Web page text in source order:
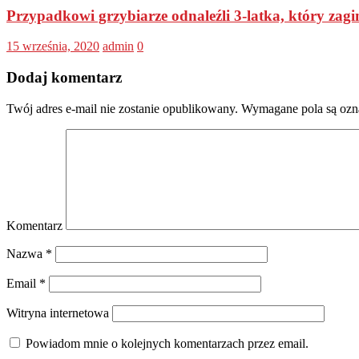
Przypadkowi grzybiarze odnaleźli 3-latka, który
15 września, 2020 admin 0
Dodaj komentarz
Twój adres e-mail nie zostanie opublikowany. Wymagane pola są
Komentarz
Nazwa *
Email *
Witryna internetowa
Powiadom mnie o kolejnych komentarzach przez email.